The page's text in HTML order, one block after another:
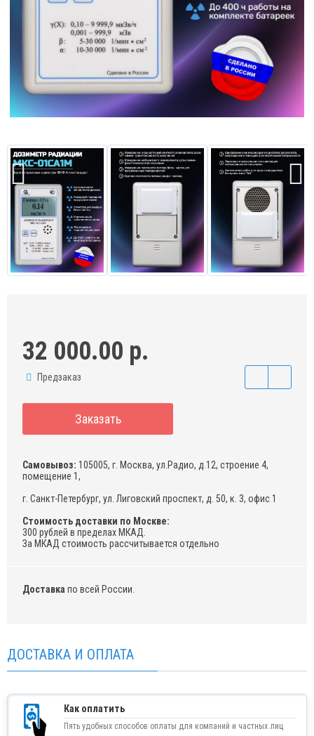
32 000.00 р.
Предзаказ
Заказать
Самовывоз: 105005, г. Москва, ул.Радио, д.12, строение 4,
помещение 1,
г. Санкт-Петербург, ул. Лиговский проспект, д. 50, к. 3, офис 1
Стоимость доставки по Москве:
300 рублей в пределах МКАД.
За МКАД стоимость рассчитывается отдельно
Доставка по всей России.
ДОСТАВКА И ОПЛАТА
Как оплатить
Пять удобных способов оплаты для компаний и частных лиц